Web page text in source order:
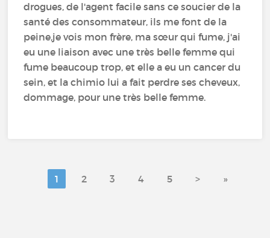
drogues, de l'agent facile sans ce soucier de la
santé des consommateur, ils me font de la
peine,je vois mon frère, ma sœur qui fume, j'ai
eu une liaison avec une très belle femme qui
fume beaucoup trop, et elle a eu un cancer du
sein, et la chimio lui a fait perdre ses cheveux,
dommage, pour une très belle femme.
1 2 3 4 5 > »